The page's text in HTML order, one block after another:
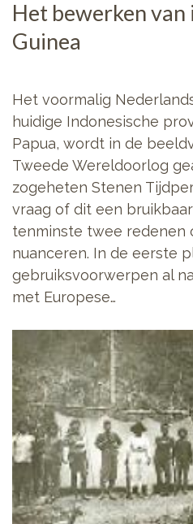
Het bewerken
Guinea
Het voormalig
huidige Indonesische
Papua, wordt in de
Tweede Wereldoorlog
zogeheten Stenen
vraag of dit een
tenminste twee redenen
nuanceren. In de eerste
gebruiksvoorwerpen al
met Europese…